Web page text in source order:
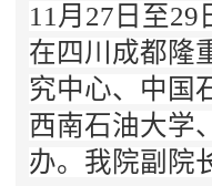
11月27日至
在四川成都隆
究中心、中国
西南石油大学
办。我院副院